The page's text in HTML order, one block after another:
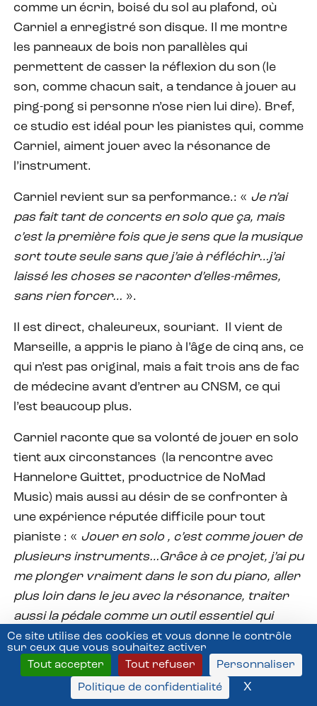
Ce site utilise des cookies et vous donne le contrôle
sur ceux que vous souhaitez activer
Tout accepter
Tout refuser
Personnaliser
Politique de confidentialité
X
comme un écrin, boisé du sol au plafond, où
Carniel a enregistré son disque. Il me montre
les panneaux de bois non parallèles qui
permettent de casser la réflexion du son (le
son, comme chacun sait, a tendance à jouer au
ping-pong si personne n’ose rien lui dire). Bref,
ce studio est idéal pour les pianistes qui, comme
Carniel, aiment jouer avec la résonance de
l’instrument.
Carniel revient sur sa performance.: « Je n’ai
pas fait tant de concerts en solo que ça, mais
c’est la première fois que je sens que la musique
sort toute seule sans que j’aie à réfléchir…j’ai
laissé les choses se raconter d’elles-mêmes,
sans rien forcer… ».
Il est direct, chaleureux, souriant.
Il vient de
Marseille, a appris le piano à l’âge de cinq ans, ce
qui n’est pas original, mais a fait trois ans de fac
de médecine avant d’entrer au CNSM, ce qui
l’est beaucoup plus.
Carniel raconte que sa volonté de jouer en solo
tient aux circonstances (la rencontre avec
Hannelore Guittet, productrice de NoMad
Music) mais aussi au désir de se confronter à
une expérience réputée difficile pour tout
pianiste : « Jouer en solo , c’est comme jouer de
plusieurs instruments…Grâce à ce projet, j’ai pu
me plonger vraiment dans le son du piano, aller
plus loin dans le jeu avec la résonance, traiter
aussi la pédale comme un outil essentiel qui
donne du sens à un morceau, explorer de
nouvelles possibilités de narration…».
Il pointe la difficulté des morceaux lents, tout en